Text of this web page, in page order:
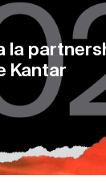
la
Kantar